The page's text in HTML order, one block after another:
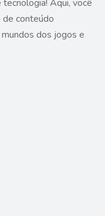
Aqui, você
conteúdo
dos jogos e